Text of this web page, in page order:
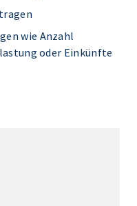
wie Anzahl
oder Einkünfte